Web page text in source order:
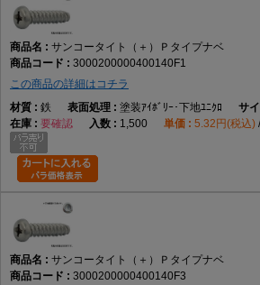
サンコータイト（＋）Ｐタイプナベ
3000200000400140F1
この商品の詳細はコチラ
鉄
塗装ｱｲﾎﾞﾘｰ･下地ﾕﾆｸﾛ
要確認
1,500 5.32円(税込)
サンコータイト（＋）Ｐタイプナベ
3000200000400140F3